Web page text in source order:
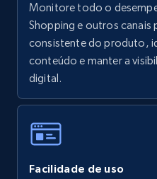
URL, Final price, Sku,
Specifications, Image
more.
5.6K+
specific keywords
Monitore todo o
Shopping e outros canais
consistente do produto,
conteúdo e manter a
digital.
Facilidade de uso